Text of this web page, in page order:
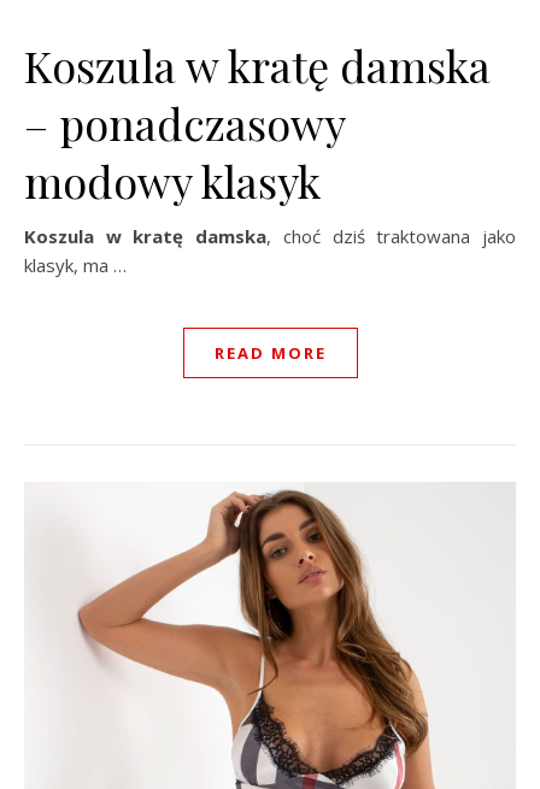
Koszula w kratę damska
– ponadczasowy
modowy klasyk
Koszula w kratę damska, choć dziś traktowana jako
klasyk, ma …
READ MORE